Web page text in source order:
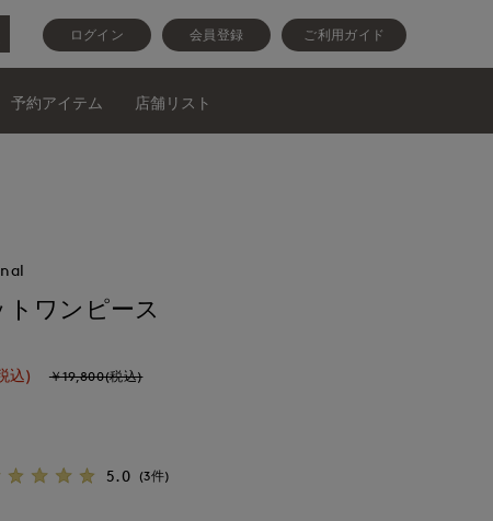
ログイン 会員登録 ご利用ガイド
予約アイテム 店舗リスト
ワンピース
込) ￥19,800(税込)
5.0 (3件)